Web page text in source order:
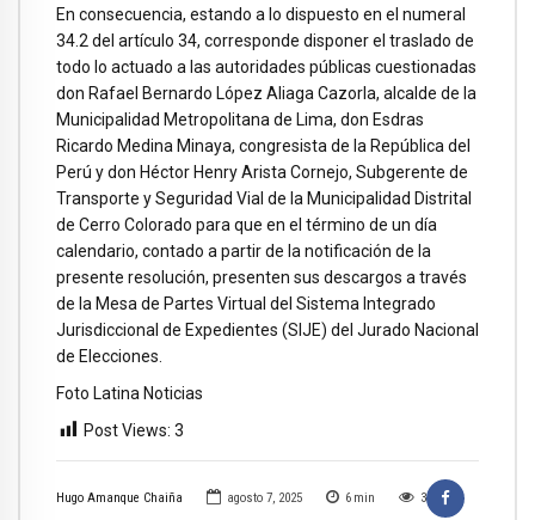
Hugo Amanque Chaiña agosto 7, 2025 6 min 3
En consecuencia, estando a lo dispuesto en el numeral
34.2 del artículo 34, corresponde disponer el traslado de
todo lo actuado a las autoridades públicas cuestionadas
don Rafael Bernardo López Aliaga Cazorla, alcalde de la
Municipalidad Metropolitana de Lima, don Esdras
Ricardo Medina Minaya, congresista de la República del
Perú y don Héctor Henry Arista Cornejo, Subgerente de
Transporte y Seguridad Vial de la Municipalidad Distrital
de Cerro Colorado para que en el término de un día
calendario, contado a partir de la notificación de la
presente resolución, presenten sus descargos a través
de la Mesa de Partes Virtual del Sistema Integrado
Jurisdiccional de Expedientes (SIJE) del Jurado Nacional
de Elecciones.
Foto Latina Noticias
Post Views: 3